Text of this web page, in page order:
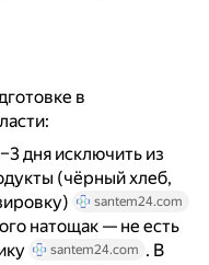
в
дня исключить из
(чёрный хлеб,
santem24.com
натощак — не есть
santem24.com . В